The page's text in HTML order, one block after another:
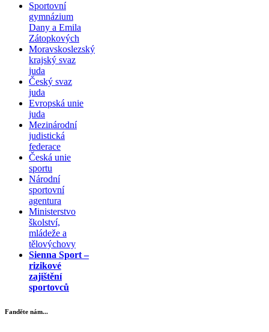
Sportovní
gymnázium
Dany a Emila
Zátopkových
Moravskoslezský
krajský svaz
juda
Český svaz
juda
Evropská unie
juda
Mezinárodní
judistická
federace
Česká unie
sportu
Národní
sportovní
agentura
Ministerstvo
školství,
mládeže a
tělovýchovy
Sienna Sport –
rizikové
zajištění
sportovců
Fanděte nám...